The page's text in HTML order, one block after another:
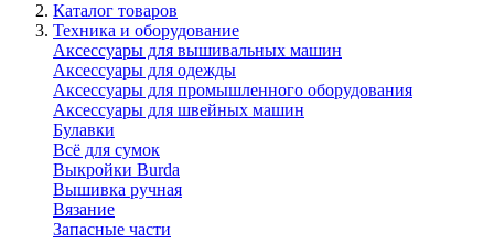
Каталог товаров
Техника и оборудование
Аксессуары для вышивальных машин
Аксессуары для одежды
Аксессуары для промышленного оборудования
Аксессуары для швейных машин
Булавки
Всё для сумок
Выкройки Burda
Вышивка ручная
Вязание
Запасные части